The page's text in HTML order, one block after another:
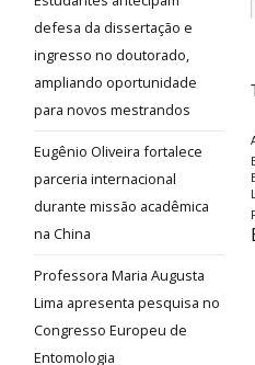
defesa da dissertação e
ingresso no doutorado,
ampliando oportunidade
para novos mestrandos
Eugênio Oliveira fortalece
parceria internacional
durante missão acadêmica
na China
Professora Maria Augusta
Lima apresenta pesquisa no
Congresso Europeu de
Entomologia